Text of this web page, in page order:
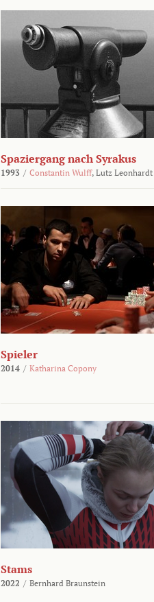
Spaziergang nach Syrakus
1993 / Constantin Wulff, Lutz Leonhardt
Spieler
2014 / Katharina Copony
Stams
2022 / Bernhard Braunstein